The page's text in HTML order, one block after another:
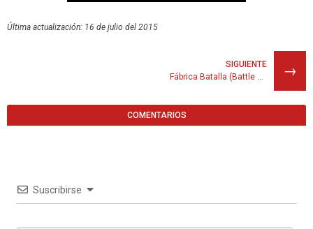
Última actualización: 16 de julio del 2015
→
SIGUIENTE
Fábrica Batalla (Battle Factory)
COMENTARIOS
Suscribirse